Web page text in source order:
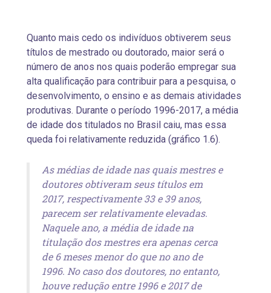
Quanto mais cedo os indivíduos obtiverem seus
títulos de mestrado ou doutorado, maior será o
número de anos nos quais poderão empregar sua
alta qualificação para contribuir para a pesquisa, o
desenvolvimento, o ensino e as demais atividades
produtivas. Durante o período 1996-2017, a média
de idade dos titulados no Brasil caiu, mas essa
queda foi relativamente reduzida (gráfico 1.6).
As médias de idade nas quais mestres e
doutores obtiveram seus títulos em
2017, respectivamente 33 e 39 anos,
parecem ser relativamente elevadas.
Naquele ano, a média de idade na
titulação dos mestres era apenas cerca
de 6 meses menor do que no ano de
1996. No caso dos doutores, no entanto,
houve redução entre 1996 e 2017 de